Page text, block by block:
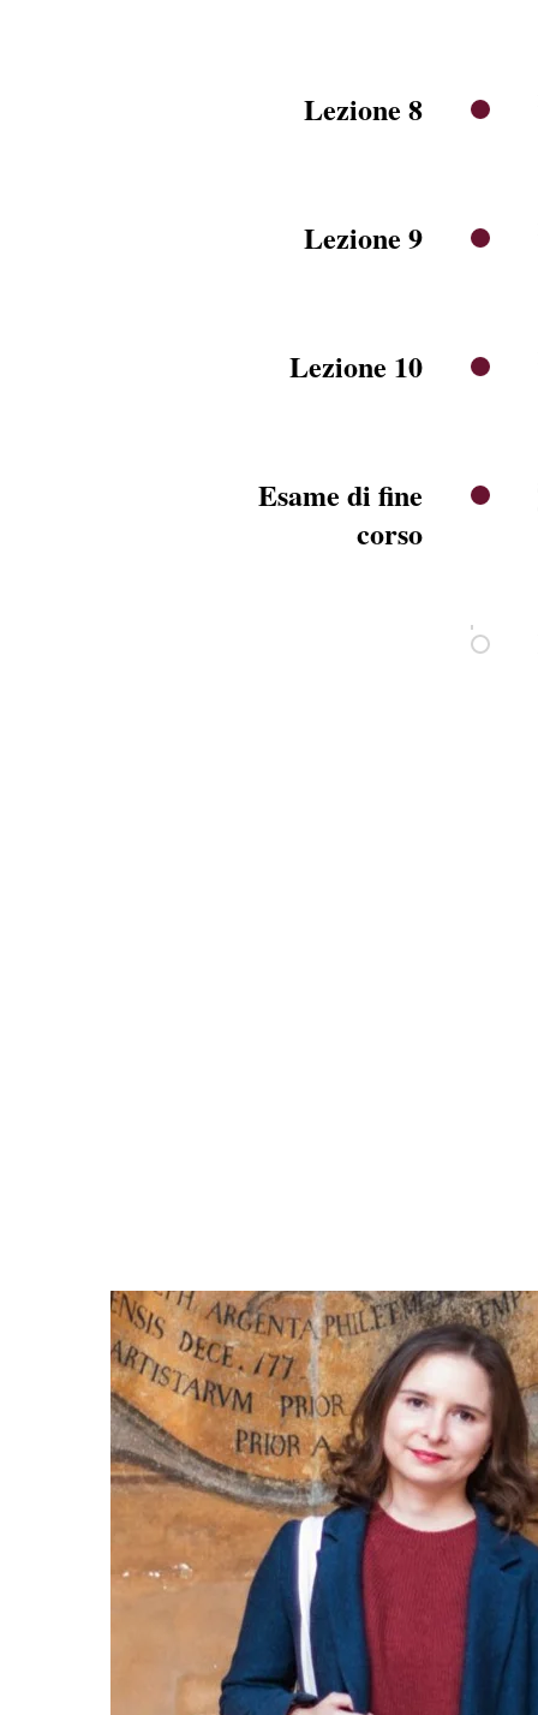
Lezione 8
Lezione 9
Lezione 10
Esame di fine
corso